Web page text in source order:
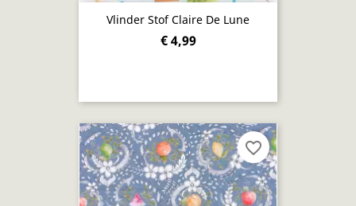
Vlinder Stof Claire De Lune
€ 4,99
favorite_border